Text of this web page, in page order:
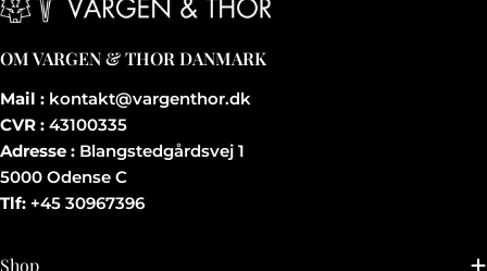
OM VARGEN & THOR DANMARK
Mail : kontakt@vargenthor.dk
CVR : 43100335
Adresse : Blangstedgårdsvej 1
5000 Odense C
Tlf: +45 30967396
Shop